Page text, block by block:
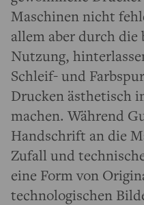
Maschinen nicht
allem aber durch die
Nutzung,
Schleif- und
Drucken ästhetisch
machen. Während
Handschrift an die
Zufall und
eine Form von
technologischen